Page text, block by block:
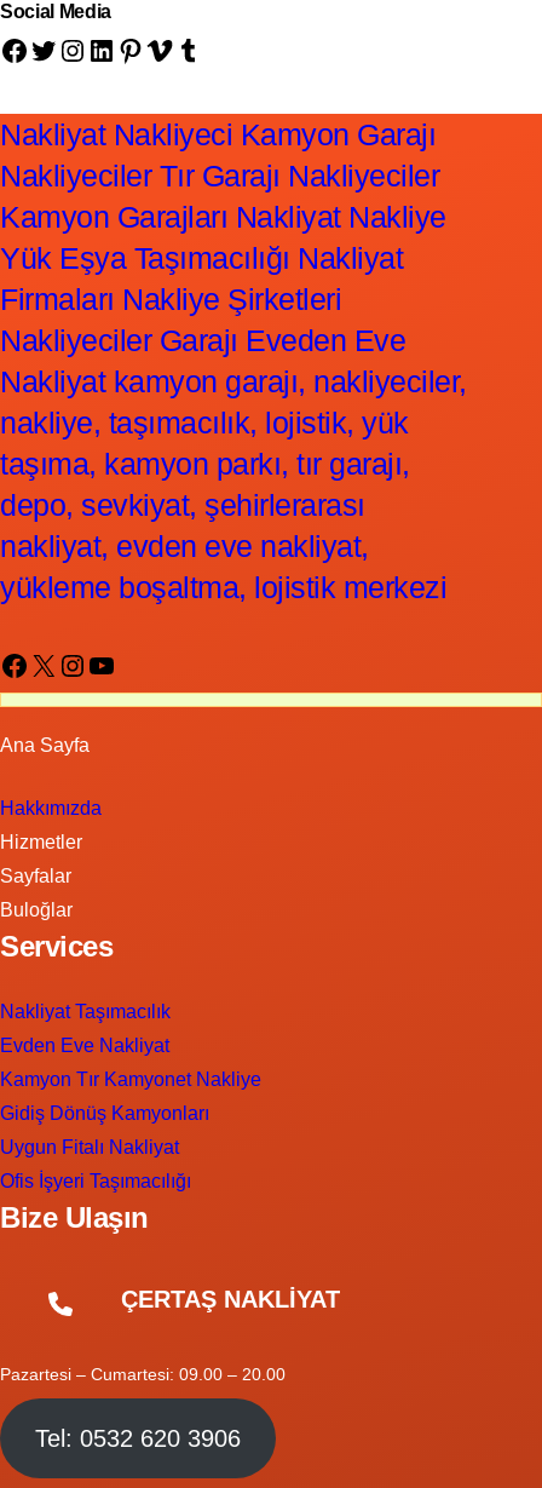
Social Media
Facebook Twitter Instagram LinkedIn Pinterest Vimeo Tumblr
Nakliyat Nakliyeci Kamyon Garajı
Nakliyeciler Tır Garajı Nakliyeciler
Kamyon Garajları Nakliyat Nakliye
Yük Eşya Taşımacılığı Nakliyat
Firmaları Nakliye Şirketleri
Nakliyeciler Garajı Eveden Eve
Nakliyat kamyon garajı, nakliyeciler,
nakliye, taşımacılık, lojistik, yük
taşıma, kamyon parkı, tır garajı,
depo, sevkiyat, şehirlerarası
nakliyat, evden eve nakliyat,
yükleme boşaltma, lojistik merkezi
Facebook X Instagram YouTube
Ana Sayfa
Hakkımızda
Hizmetler
Sayfalar
Buloğlar
Services
Nakliyat Taşımacılık
Evden Eve Nakliyat
Kamyon Tır Kamyonet Nakliye
Gidiş Dönüş Kamyonları
Uygun Fitalı Nakliyat
Ofis İşyeri Taşımacılığı
Bize Ulaşın
ÇERTAŞ NAKLİYAT
Pazartesi – Cumartesi: 09.00 – 20.00
Tel: 0532 620 3906